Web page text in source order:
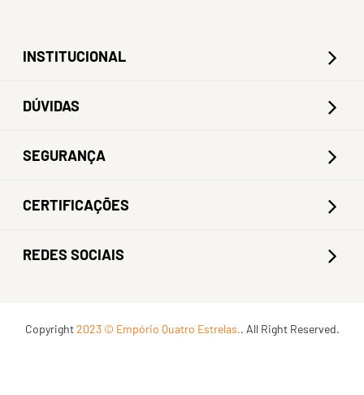
INSTITUCIONAL
DÚVIDAS
SEGURANÇA
CERTIFICAÇÕES
REDES SOCIAIS
Copyright2023 © Empório Quatro Estrelas.. All Right Reserved.